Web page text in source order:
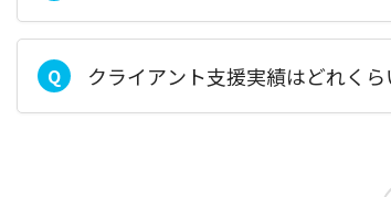
Q クライアント支援実績はどれく